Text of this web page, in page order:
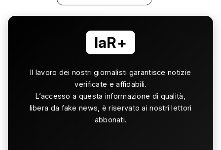
laR+
Il lavoro dei nostri giornalisti garantisce notizie
verificate e affidabili.
L’accesso a questa informazione di qualità,
libera da fake news, è riservato ai nostri lettori
abbonati.